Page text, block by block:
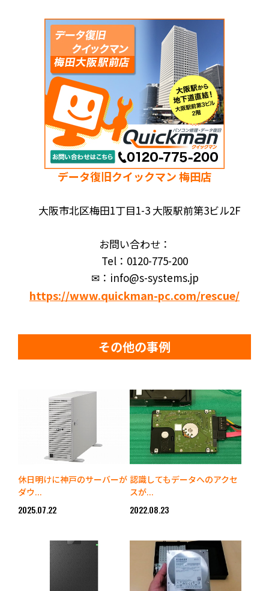
データ復旧クイックマン 梅田店
大阪市北区梅田1丁目1-3 大阪駅前第3ビル2F
お問い合わせ：
Tel：0120-775-200
✉：info@s-systems.jp
https://www.quickman-pc.com/rescue/
その他の事例
休日明けに神戸のサーバーが
ダウ...
2025.07.22
認識してもデータへのアクセ
スが...
2022.08.23